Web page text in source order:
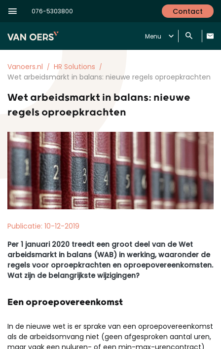
076-5303800 Contact
Menu
Vanoers.nl
HR Solutions
Wet arbeidsmarkt in balans: nieuwe regels oproepkrachten
Wet arbeidsmarkt in balans: nieuwe
regels oproepkrachten
Publicatie: 10-12-2019
Per 1 januari 2020 treedt een groot deel van de Wet
arbeidsmarkt in balans (WAB) in werking, waaronder de
regels voor oproepkrachten en oproepovereenkomsten.
Wat zijn de belangrijkste wijzigingen?
Een oproepovereenkomst
In de nieuwe wet is er sprake van een oproepovereenkomst
als de arbeidsomvang niet (geen afgesproken aantal uren,
maar vaak een nuluren- of een min-max-urencontract)